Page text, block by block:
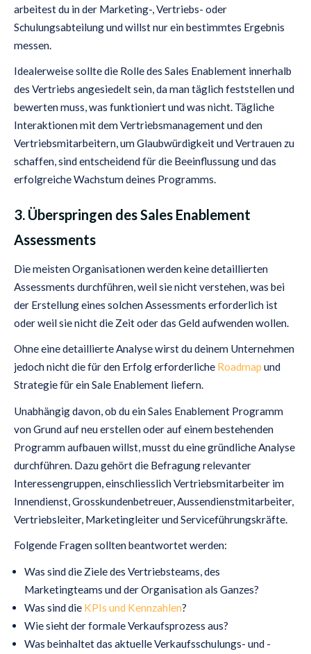
arbeitest du in der Marketing-, Vertriebs- oder
Schulungsabteilung und willst nur ein bestimmtes Ergebnis
messen.
Idealerweise sollte die Rolle des Sales Enablement innerhalb
des Vertriebs angesiedelt sein, da man täglich feststellen und
bewerten muss, was funktioniert und was nicht. Tägliche
Interaktionen mit dem Vertriebsmanagement und den
Vertriebsmitarbeitern, um Glaubwürdigkeit und Vertrauen zu
schaffen, sind entscheidend für die Beeinflussung und das
erfolgreiche Wachstum deines Programms.
3. Überspringen des Sales Enablement
Assessments
Die meisten Organisationen werden keine detaillierten
Assessments durchführen, weil sie nicht verstehen, was bei
der Erstellung eines solchen Assessments erforderlich ist
oder weil sie nicht die Zeit oder das Geld aufwenden wollen.
Ohne eine detaillierte Analyse wirst du deinem Unternehmen
jedoch nicht die für den Erfolg erforderliche Roadmap und
Strategie für ein Sale Enablement liefern.
Unabhängig davon, ob du ein Sales Enablement Programm
von Grund auf neu erstellen oder auf einem bestehenden
Programm aufbauen willst, musst du eine gründliche Analyse
durchführen. Dazu gehört die Befragung relevanter
Interessengruppen, einschliesslich Vertriebsmitarbeiter im
Innendienst, Grosskundenbetreuer, Aussendienstmitarbeiter,
Vertriebsleiter, Marketingleiter und Serviceführungskräfte.
Folgende Fragen sollten beantwortet werden:
Was sind die Ziele des Vertriebsteams, des
Marketingteams und der Organisation als Ganzes?
Was sind die KPIs und Kennzahlen?
Wie sieht der formale Verkaufsprozess aus?
Was beinhaltet das aktuelle Verkaufsschulungs- und -